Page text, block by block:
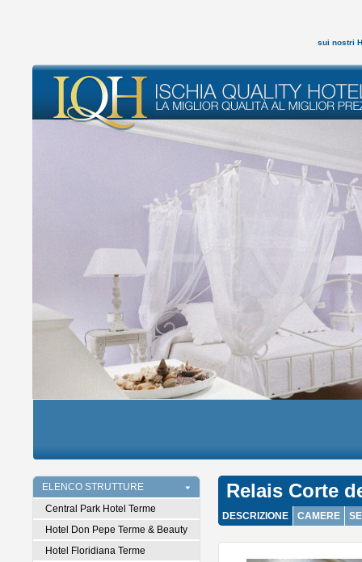
sui nostri
Relais Corte
DESCRIZIONE CAMERE
ELENCO STRUTTURE
Central Park Hotel Terme
Hotel Don Pepe Terme & Beauty
Hotel Floridiana Terme